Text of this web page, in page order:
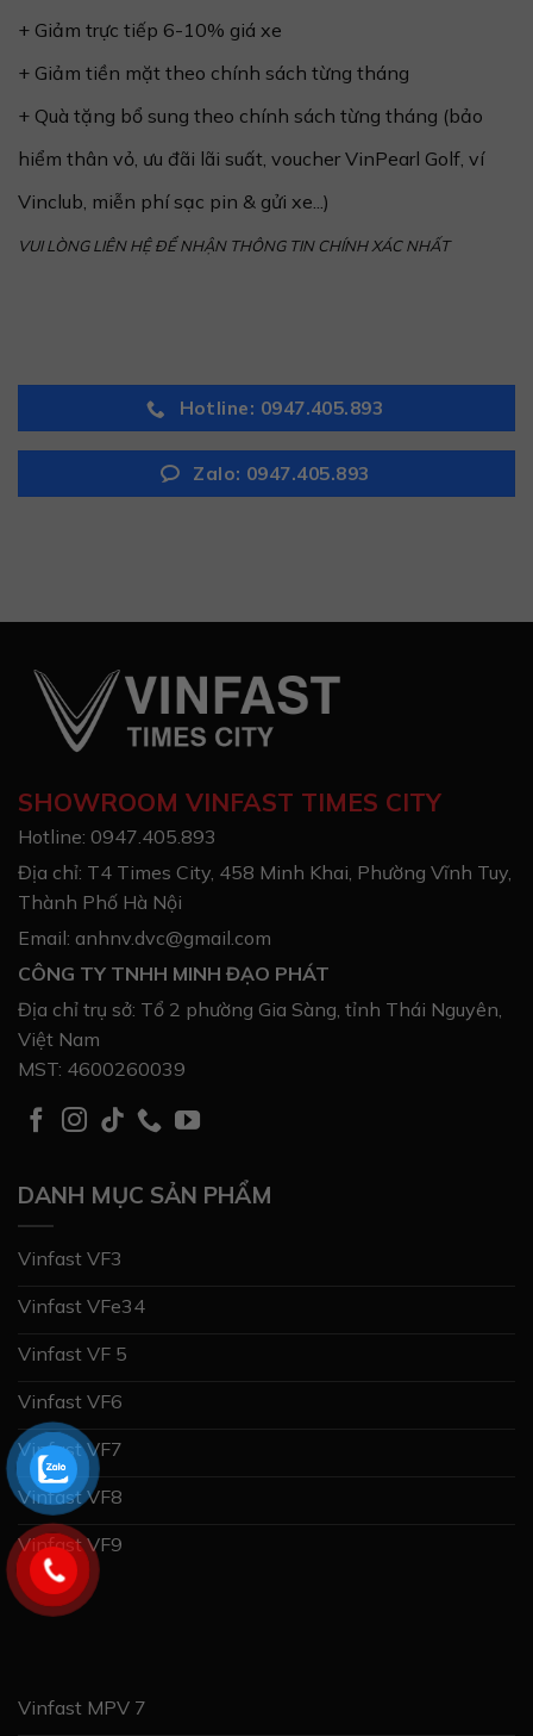
+ Giảm trực tiếp 6-10% giá xe
+ Giảm tiền mặt theo chính sách từng tháng
+ Quà tặng bổ sung theo chính sách từng tháng (bảo
hiểm thân vỏ, ưu đãi lãi suất, voucher VinPearl Golf, ví
Vinclub, miễn phí sạc pin & gửi xe...)
VUI LÒNG LIÊN HỆ ĐỂ NHẬN THÔNG TIN CHÍNH XÁC NHẤT
Hotline: 0947.405.893
Zalo: 0947.405.893
SHOWROOM VINFAST TIMES CITY
Hotline: 0947.405.893
Địa chỉ: T4 Times City, 458 Minh Khai, Phường Vĩnh Tuy,
Thành Phố Hà Nội
Email: anhnv.dvc@gmail.com
CÔNG TY TNHH MINH ĐẠO PHÁT
Địa chỉ trụ sở: Tổ 2 phường Gia Sàng, tỉnh Thái Nguyên,
Việt Nam
MST: 4600260039
DANH MỤC SẢN PHẨM
Vinfast VF3
Vinfast VFe34
Vinfast VF 5
Vinfast VF6
Vinfast VF7
Vinfast VF8
Vinfast VF9
Vinfast MPV 7